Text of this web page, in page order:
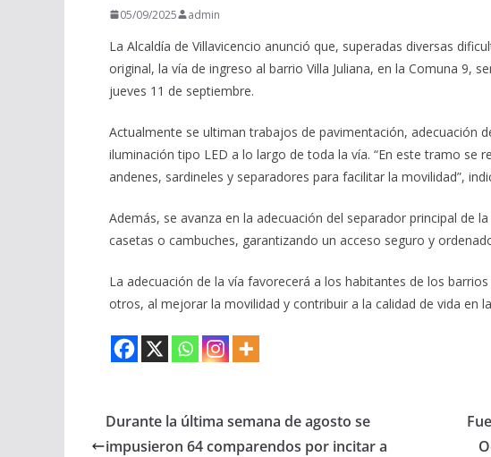
05/09/2025 admin
La Alcaldía de Villavicencio anunció que, superadas diversas
original, la vía de ingreso al barrio Villa Juliana, en la Comuna 9,
jueves 11 de septiembre.
Actualmente se ultiman trabajos de pavimentación, adecuación
iluminación tipo LED a lo largo de toda la vía. “En este tramo se
andenes, sardineles y separadores para facilitar la movilidad”,
Además, se avanza en la adecuación del separador principal de
casetas o cambuches, garantizando un acceso seguro y
La adecuación de la vía favorecerá a los habitantes de los
otros, al mejorar la movilidad y contribuir a la calidad de vida en
Durante la última semana de agosto se
impusieron 64 comparendos por incitar a